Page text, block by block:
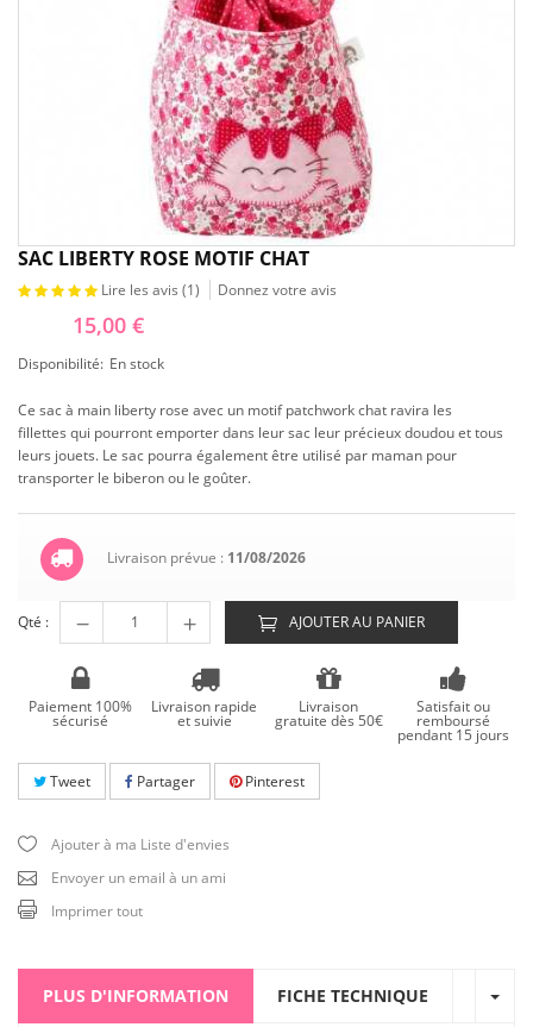
SAC LIBERTY ROSE MOTIF CHAT
Lire les avis (1) Donnez votre avis
15,00 €
Disponibilité: En stock
Ce sac à main liberty rose avec un motif patchwork chat ravira les
fillettes qui pourront emporter dans leur sac leur précieux doudou et tous
leurs jouets. Le sac pourra également être utilisé par maman pour
transporter le biberon ou le goûter.
Livraison prévue : 11/08/2026
Qté : AJOUTER AU PANIER
Paiement 100%
sécurisé
Livraison rapide
et suivie
Livraison
gratuite dès 50€
Satisfait ou
remboursé
pendant 15 jours
Tweet Partager Pinterest
Ajouter à ma Liste d'envies
Envoyer un email à un ami
Imprimer tout
PLUS D'INFORMATION FICHE TECHNIQUE